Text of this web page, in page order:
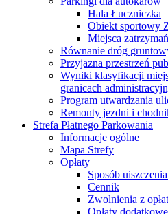
Hala Łuczniczka
Obiekt sportowy
Miejsca
Równanie dróg
Przyjazna przestrzeń
Wyniki klasyfikacji
granicach
Program utwardzania
Remonty jezdni i
Strefa Płatnego Parkowania
Informacje ogólne
Mapa Strefy
Opłaty
Sposób
Cennik
Zwolnienia z opłat
Opłaty dodatkowe